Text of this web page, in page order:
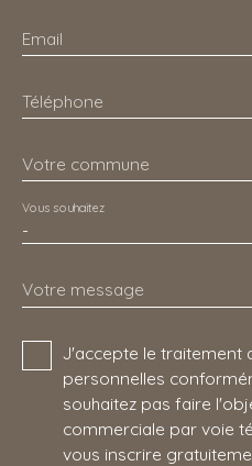
Email
Téléphone
Votre commune
-
Vous souhaitez
Votre message
J'accepte le traitement
personnelles
souhaitez pas faire
commerciale par voie
vous inscrire